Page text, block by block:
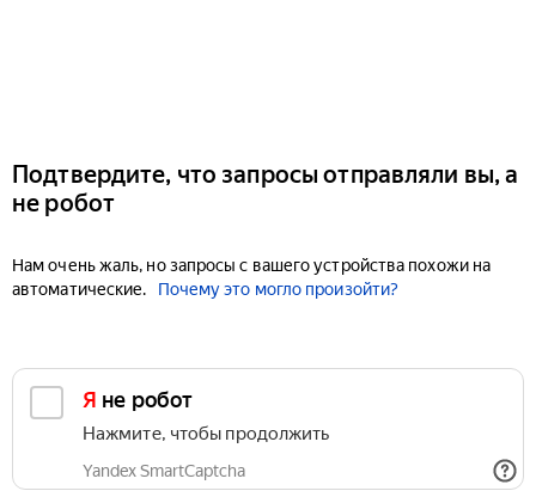
Подтвердите, что запросы отправляли вы, а
не робот
Нам очень жаль, но запросы с вашего устройства похожи на
автоматические.
Почему это могло произойти?
Я не робот
Нажмите, чтобы продолжить
Yandex SmartCaptcha